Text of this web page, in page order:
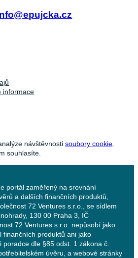
informace
návštěvnostisoubory cookie
souhlasíte.
portál zaměřený na srovnání
a dalších finančních produktů,
72 Ventures s.r.o., se sídlem
130 00 Praha 3, IČ
72 Ventures s.r.o. nepůsobí jako
finančních produktů ani jako
poradce dle §85 odst. 1 zákona č.
úvěru, a webové stránky